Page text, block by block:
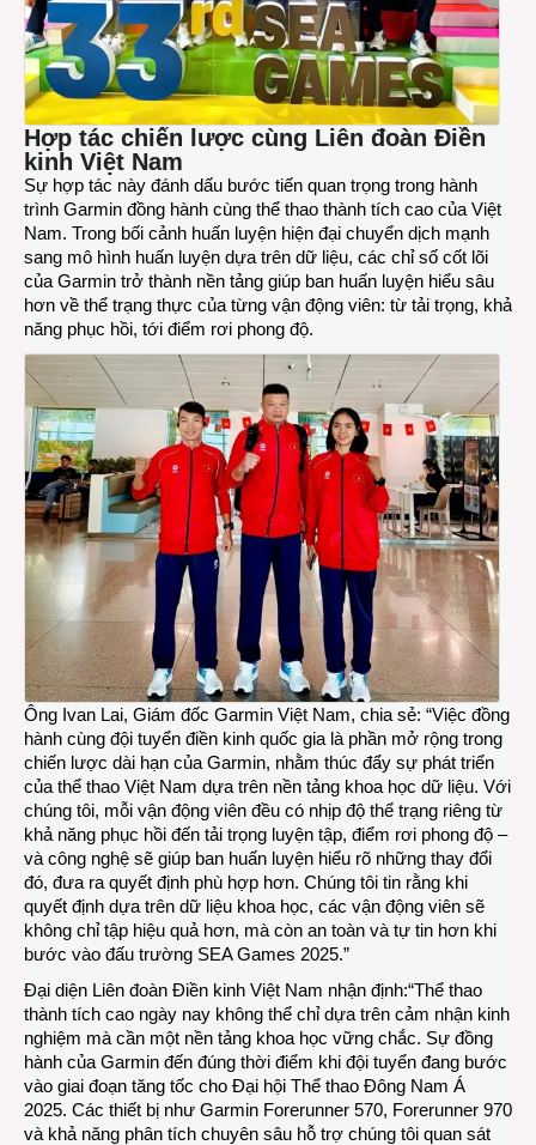
Hợp tác chiến lược cùng Liên đoàn Điền
kinh Việt Nam
Sự hợp tác này đánh dấu bước tiến quan trọng trong hành
trình Garmin đồng hành cùng thể thao thành tích cao của Việt
Nam. Trong bối cảnh huấn luyện hiện đại chuyển dịch mạnh
sang mô hình huấn luyện dựa trên dữ liệu, các chỉ số cốt lõi
của Garmin trở thành nền tảng giúp ban huấn luyện hiểu sâu
hơn về thể trạng thực của từng vận động viên: từ tải trọng, khả
năng phục hồi, tới điểm rơi phong độ.
Ông Ivan Lai, Giám đốc Garmin Việt Nam, chia sẻ: “Việc đồng
hành cùng đội tuyển điền kinh quốc gia là phần mở rộng trong
chiến lược dài hạn của Garmin, nhằm thúc đẩy sự phát triển
của thể thao Việt Nam dựa trên nền tảng khoa học dữ liệu. Với
chúng tôi, mỗi vận động viên đều có nhịp độ thể trạng riêng từ
khả năng phục hồi đến tải trọng luyện tập, điểm rơi phong độ –
và công nghệ sẽ giúp ban huấn luyện hiểu rõ những thay đổi
đó, đưa ra quyết định phù hợp hơn. Chúng tôi tin rằng khi
quyết định dựa trên dữ liệu khoa học, các vận động viên sẽ
không chỉ tập hiệu quả hơn, mà còn an toàn và tự tin hơn khi
bước vào đấu trường SEA Games 2025.”
Đại diện Liên đoàn Điền kinh Việt Nam nhận định:“Thể thao
thành tích cao ngày nay không thể chỉ dựa trên cảm nhận kinh
nghiệm mà cần một nền tảng khoa học vững chắc. Sự đồng
hành của Garmin đến đúng thời điểm khi đội tuyển đang bước
vào giai đoạn tăng tốc cho Đại hội Thể thao Đông Nam Á
2025. Các thiết bị như Garmin Forerunner 570, Forerunner 970
và khả năng phân tích chuyên sâu hỗ trợ chúng tôi quan sát